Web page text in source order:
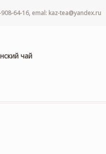
64-16, emal: kaz-tea@yandex.ru